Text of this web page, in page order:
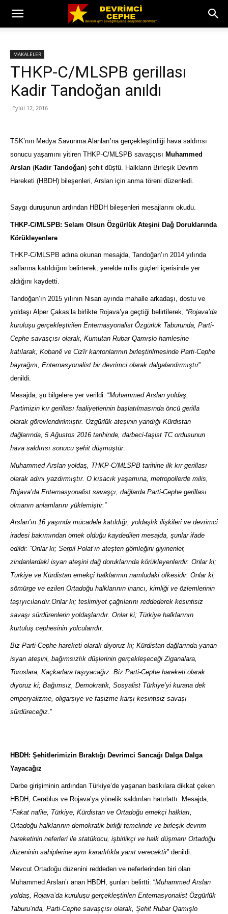
MAKALELER
THKP-C/MLSPB gerillası
Kadir Tandoğan anıldı
Eylül 12, 2016
TSK’nın Medya Savunma Alanları’na gerçekleştirdiği hava saldırısı
sonucu yaşamını yitiren THKP-C/MLSPB savaşçısı Muhammed
Arslan (Kadir Tandoğan) şehit düştü. Halkların Birleşik Devrim
Hareketi (HBDH) bileşenleri, Arslan için anma töreni düzenledi.
Saygı duruşunun ardından HBDH bileşenleri mesajlarını okudu.
THKP-C/MLSPB: Selam Olsun Özgürlük Ateşini Dağ Doruklarında
Körükleyenlere
THKP-C/MLSPB adına okunan mesajda, Tandoğan’ın 2014 yılında
saflarına katıldığını belirterek, yerelde milis güçleri içerisinde yer
aldığını kaydetti.
Tandoğan’ın 2015 yılının Nisan ayında mahalle arkadaşı, dostu ve
yoldaşı Alper Çakas’la birlikte Rojava’ya geçtiği belirtilerek, “Rojava’da
kuruluşu gerçekleştirilen Enternasyonalist Özgürlük Taburunda, Parti-
Cephe savaşçısı olarak, Kumutan Rubar Qamışlo hamlesine
katılarak, Kobanê ve Cizîr kantonlarının birleştirilmesinde Parti-Cephe
bayrağını, Enternasyonalist bir devrimci olarak dalgalandırmıştır”
denildi.
Mesajda, şu bilgelere yer verildi: “Muhammed Arslan yoldaş,
Partimizin kır gerillası faaliyetlerinin başlatılmasında öncü gerilla
olarak görevlendirilmiştir. Özgürlük ateşinin yandığı Kürdistan
dağlarında, 5 Ağustos 2016 tarihinde, darbeci-faşist TC ordusunun
hava saldırısı sonucu şehit düşmüştür.
Muhammed Arslan yoldaş, THKP-C/MLSPB tarihine ilk kır gerillası
olarak adını yazdırmıştır. O kısacık yaşamına, metropollerde milis,
Rojava’da Enternasyonalist savaşçı, dağlarda Parti-Cephe gerillası
olmanın anlamlarını yüklemiştir.”
Arslan’ın 16 yaşında mücadele katıldığı, yoldaşlık ilişkileri ve devrimci
iradesi bakımından örnek olduğu kaydedilen mesajda, şunlar ifade
edildi: “Onlar ki; Serpil Polat’ın ateşten gömleğini giyinenler,
zindanlardaki isyan ateşini dağ doruklarında körükleyenlerdir. Onlar ki;
Türkiye ve Kürdistan emekçi halklarının namludaki öfkesidir. Onlar ki;
sömürge ve ezilen Ortadoğu halklarının inancı, kimliği ve özlemlerinin
taşıyıcılarıdır.Onlar ki; teslimiyet çağrılarını reddederek kesintisiz
savaşı sürdürenlerin yoldaşlarıdır. Onlar ki; Türkiye halklarının
kurtuluş cephesinin yolcularıdır.
Biz Parti-Cephe hareketi olarak diyoruz ki; Kürdistan dağlarında yanan
isyan ateşini, bağımsızlık düşlerinin gerçekleşeceği Ziganalara,
Toroslara, Kaçkarlara taşıyacağız. Biz Parti-Cephe hareketi olarak
diyoruz ki; Bağımsız, Demokratik, Sosyalist Türkiye’yi kurana dek
emperyalizme, oligarşiye ve faşizme karşı kesintisiz savaşı
sürdüreceğiz .”
HBDH: Şehitlerimizin Bıraktığı Devrimci Sancağı Dalga Dalga
Yayacağız
Darbe girişiminin ardından Türkiye’de yaşanan baskılara dikkat çeken
HBDH, Cerablus ve Rojava’ya yönelik saldırıları hatırlattı. Mesajda,
“Fakat nafile, Türkiye, Kürdistan ve Ortadoğu emekçi halkları,
Ortadoğu halklarının demokratik birliği temelinde ve birleşik devrim
hareketinin neferleri ile statükocu, işbirlikçi ve halk düşmanı Ortadoğu
düzeninin sahiplerine aynı kararlılıkla yanıt verecektir” denildi.
Mevcut Ortadoğu düzenini reddeden ve neferlerinden biri olan
Muhammed Arslan’ı anan HBDH, şunları belirtti: “Muhammed Arslan
yoldaş, Rojava’da kuruluşu gerçekleştirilen Enternasyonalist Özgürlük
Taburu’nda, Parti-Cephe savaşçısı olarak, Şehit Rubar Qamışlo